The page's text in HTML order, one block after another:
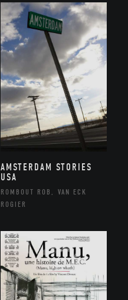
AMSTERDAM STORIES
USA
ROMBOUT ROB, VAN ECK
ROGIER